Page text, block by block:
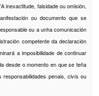
inexactitude, falsidade ou omisión,
ou documento que se
ou a unha comunicación
competente da declaración
a imposibilidade de continuar
desde o momento en que se teña
penais, civís ou